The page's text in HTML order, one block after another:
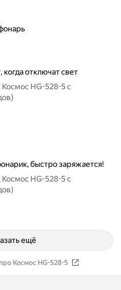
когда отключат свет
HG-528-5 с
быстро заряжается!
HG-528-5 с
ещё
Космос HG-528-5